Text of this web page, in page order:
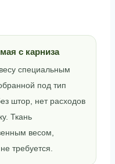
с карниза
специальным
под тип
штор, нет расходов
Ткань
весом,
требуется.